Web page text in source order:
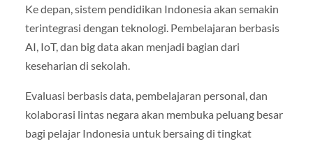
Ke depan, sistem pendidikan Indonesia akan semakin
terintegrasi dengan teknologi. Pembelajaran berbasis
AI, IoT, dan big data akan menjadi bagian dari
keseharian di sekolah.
Evaluasi berbasis data, pembelajaran personal, dan
kolaborasi lintas negara akan membuka peluang besar
bagi pelajar Indonesia untuk bersaing di tingkat